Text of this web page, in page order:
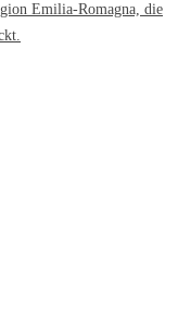
Emilia-Romagna, die